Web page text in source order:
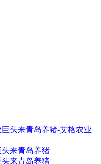
来青岛养猪
来青岛养猪